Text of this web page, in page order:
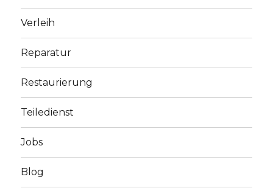
Verleih
Reparatur
Restaurierung
Teiledienst
Jobs
Blog